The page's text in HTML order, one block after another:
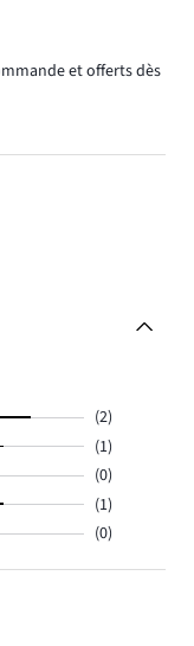
et offerts dès
(2)
(1)
(0)
(1)
(0)